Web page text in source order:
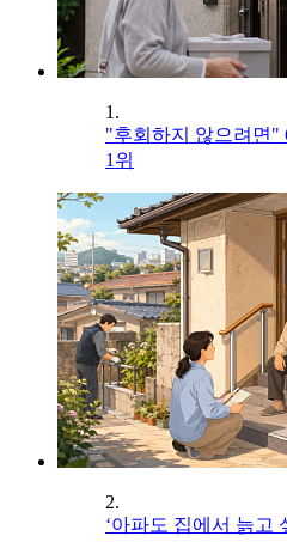
1.
"후회하지 않으려면"
1위
2.
‘아파도 집에서 늙고